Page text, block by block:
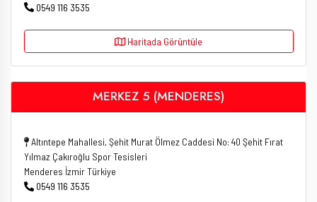
0549 116 3535
Haritada Görüntüle
MERKEZ 5 (MENDERES)
Altıntepe Mahallesi, Şehit Murat Ölmez Caddesi No: 40 Şehit Fırat
Yılmaz Çakıroğlu Spor Tesisleri
Menderes İzmir Türkiye
0549 116 3535